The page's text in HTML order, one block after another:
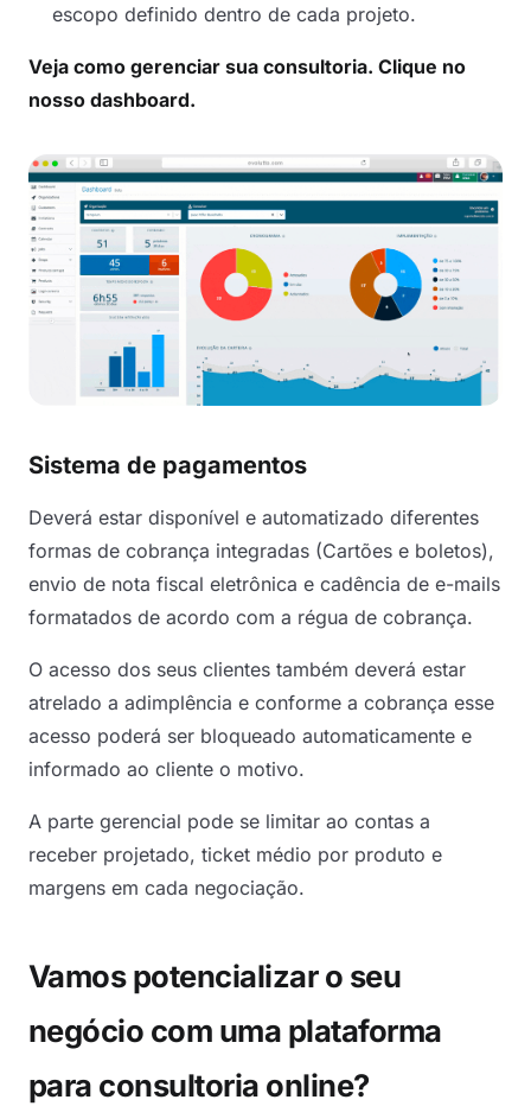
escopo definido dentro de cada projeto.
Veja como gerenciar sua consultoria. Clique no
nosso dashboard.
Sistema de pagamentos
Deverá estar disponível e automatizado diferentes
formas de cobrança integradas (Cartões e boletos),
envio de nota fiscal eletrônica e cadência de e-mails
formatados de acordo com a régua de cobrança.
O acesso dos seus clientes também deverá estar
atrelado a adimplência e conforme a cobrança esse
acesso poderá ser bloqueado automaticamente e
informado ao cliente o motivo.
A parte gerencial pode se limitar ao contas a
receber projetado, ticket médio por produto e
margens em cada negociação.
Vamos potencializar o seu
negócio com uma plataforma
para consultoria online?